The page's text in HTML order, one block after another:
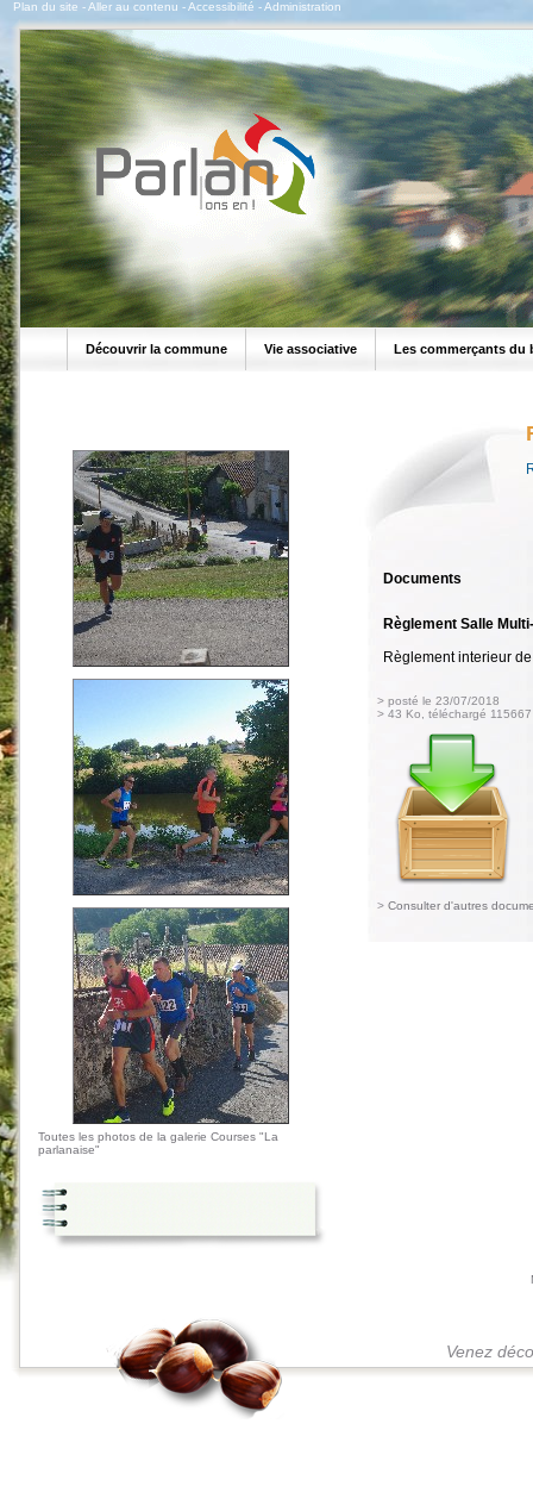
Plan du site -Aller au contenu -Accessibilité -Administration
Découvrir la commune Vie associative Les commerçants du
Toutes les photos de la galerie Courses "La
parlanaise"
Documents
Règlement Salle
Règlement interieur
> posté le 23/07/2018
> 43 Ko, téléchargé
> Consulter d'autres
Venez